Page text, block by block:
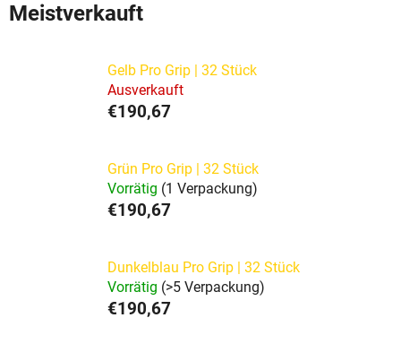
Meistverkauft
Gelb Pro Grip | 32 Stück
Ausverkauft
€190,67
Grün Pro Grip | 32 Stück
Vorrätig (1 Verpackung)
€190,67
Dunkelblau Pro Grip | 32 Stück
Vorrätig (>5 Verpackung)
€190,67